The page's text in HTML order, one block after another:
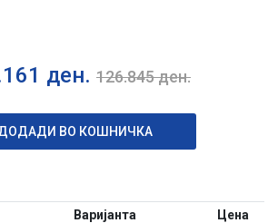
ден. 126.845ден.
ВО КОШНИЧКА
Варијанта
Цена